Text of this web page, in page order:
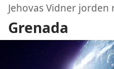
land
Jehovas Vidner jorden
Grenada